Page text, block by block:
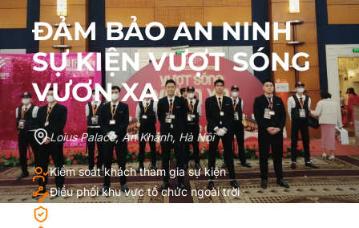
ĐẢM BẢO AN NINH
SỰ KIỆN VƯỢT SÓNG
VƯƠN XA
Loius Palace, An Khánh, Hà Nội
Kiểm soát khách tham gia sự kiện
Điều phối khu vực tổ chức ngoài trời